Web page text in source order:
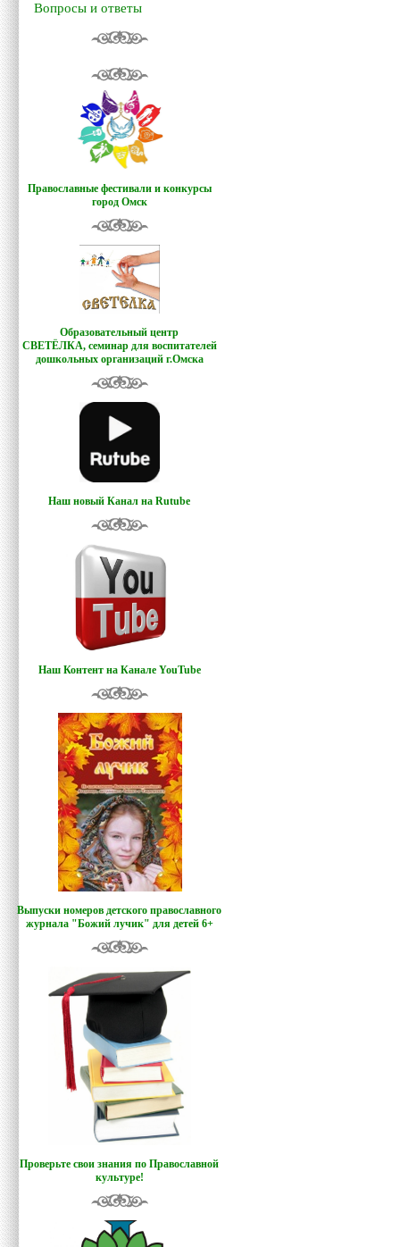
Вопросы и ответы
Православные фестивали и конкурсы
город Омск
Образовательный центр
СВЕТЁЛКА, семинар для воспитателей
дошкольных организаций г.Омска
Наш новый Канал на Rutube
Наш Контент на Канале YouTube
Выпуски номеров детского православного
журнала "Божий лучик" для детей 6+
Проверьте свои знания по Православной
культуре!